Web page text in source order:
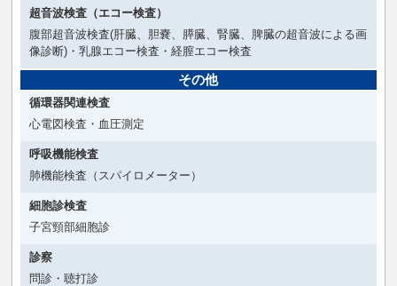
超音波検査（エコー検査）
腹部超音波検査(肝臓、胆嚢、膵臓、腎臓、脾臓の超音波による画
像診断)・乳腺エコー検査・経膣エコー検査
その他
循環器関連検査
心電図検査・血圧測定
呼吸機能検査
肺機能検査（スパイロメーター）
細胞診検査
子宮頸部細胞診
診察
問診・聴打診